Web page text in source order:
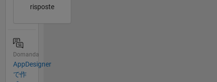
risposte
Domanda
AppDesigner
で作